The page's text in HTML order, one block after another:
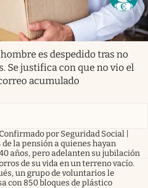
es despedido tras no
Se justifica con que no vio el
acumulado
Confirmado por Seguridad Social |
de la pensión a quienes hayan
años, pero adelanten su jubilación
de su vida en un terreno vacío.
un grupo de voluntarios le
con 850 bloques de plástico